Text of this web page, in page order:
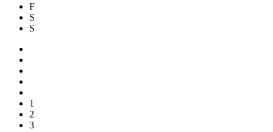
F
S
S
1
2
3